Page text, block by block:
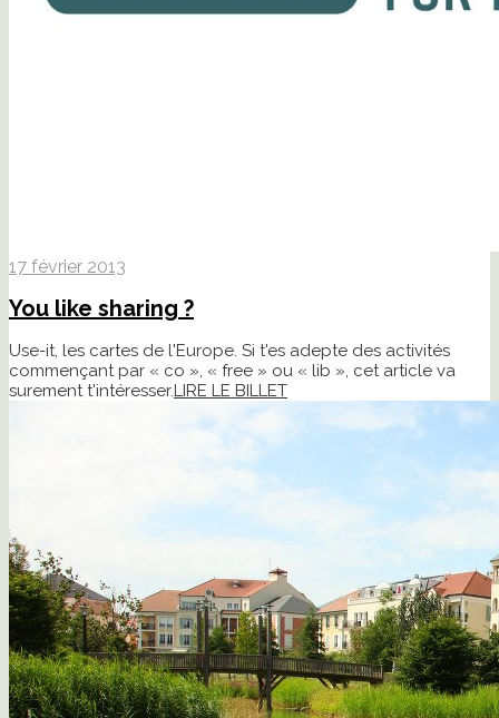
17 février 2013
You like sharing ?
Use-it, les cartes de l'Europe. Si t'es adepte des activités
commençant par « co », « free » ou « lib », cet article va
surement t'intéresser.LIRE LE BILLET